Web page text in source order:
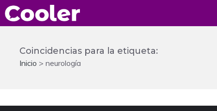
Saltar
al
Coincidencias para la etiqueta:
Inicio > neurología